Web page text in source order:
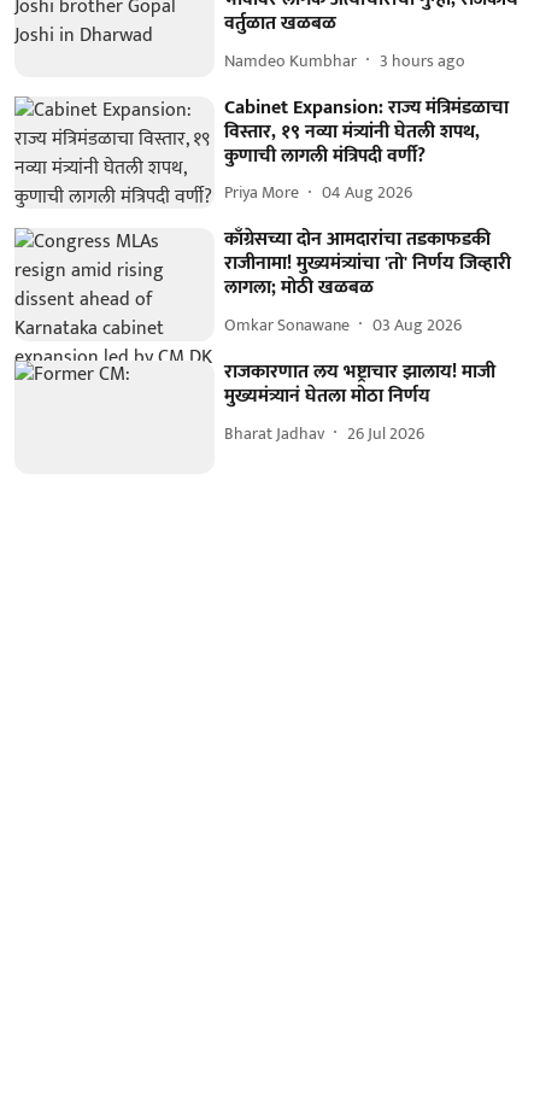
वर्तुळात खळबळ
Namdeo Kumbhar 3 hours ago
Cabinet Expansion: राज्य मंत्रिमंडळाचा
विस्तार, १९ नव्या मंत्र्यांनी घेतली शपथ,
कुणाची लागली मंत्रिपदी वर्णी?
Priya More 04 Aug 2026
काँग्रेसच्या दोन आमदारांचा तडकाफडकी
राजीनामा! मुख्यमंत्र्यांचा 'तो' निर्णय जिव्हारी
लागला; मोठी खळबळ
Omkar Sonawane 03 Aug 2026
राजकारणात लय भष्ट्राचार झालाय! माजी
मुख्यमंत्र्यानं घेतला मोठा निर्णय
Bharat Jadhav 26 Jul 2026